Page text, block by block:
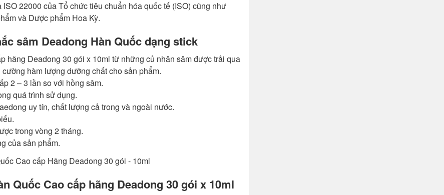
22000 của Tổ chức tiêu chuẩn hóa quốc tế (ISO) cũng như
và Dược phẩm Hoa Kỳ.
sâm Deadong Hàn Quốc dạng stick
hãng Deadong 30 gói x 10ml từ những củ nhân sâm được trải qua
hàm lượng dưỡng chất cho sản phẩm.
2 – 3 lần so với hồng sâm.
quá trình sử dụng.
uy tín, chất lượng cả trong và ngoài nước.
trong vòng 2 tháng.
của sản phẩm.
Quốc Cao cấp hãng Deadong 30 gói x 10ml